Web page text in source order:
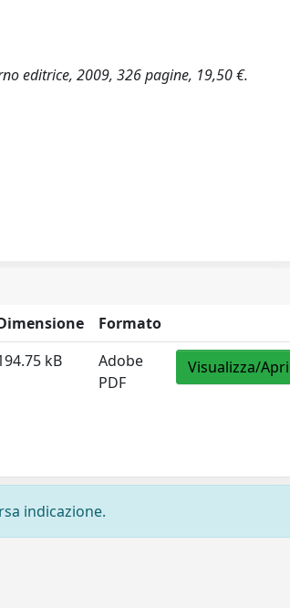
editrice, 2009, 326 pagine, 19,50 €.
Formato
kB
Adobe
PDF
Visualizza/Apri
indicazione.